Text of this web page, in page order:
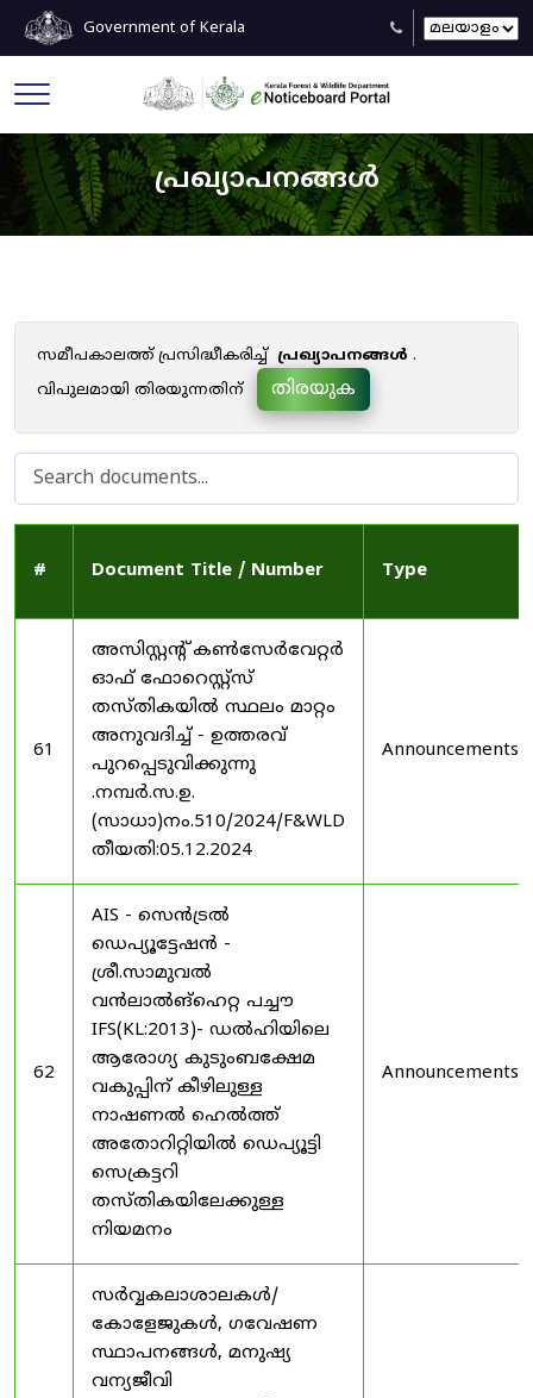
Government of Kerala
പ്രഖ്യാപനങ്ങൾ
സമീപകാലത്ത് പ്രസിദ്ധീകരിച്ച് പ്രഖ്യാപനങ്ങൾ .
വിപുലമായി തിരയുന്നതിന്
തിരയുക
# Document Title / Number Type
61
അസിസ്റ്റന്റ് കൺസേർവേറ്റർ
ഓഫ് ഫോറെസ്റ്റ്സ്
തസ്തികയിൽ സ്ഥലം മാറ്റം
അനുവദിച്ച് - ഉത്തരവ്
പുറപ്പെടുവിക്കുന്നു
.നമ്പർ.സ.ഉ.
(സാധാ)നം.510/2024/F&WLD
തീയതി:05.12.2024
Announcements
62
AIS - സെൻട്രൽ
ഡെപ്യൂട്ടേഷൻ -
ശ്രീ.സാമുവൽ
വൻലാൽങ്‌ഹെറ്റ പച്ചൗ
IFS(KL:2013)- ഡൽഹിയിലെ
ആരോഗ്യ കുടുംബക്ഷേമ
വകുപ്പിന് കീഴിലുള്ള
നാഷണൽ ഹെൽത്ത്
അതോറിറ്റിയിൽ ഡെപ്യൂട്ടി
സെക്രട്ടറി
തസ്തികയിലേക്കുള്ള
നിയമനം
Announcements
സർവ്വകലാശാലകൾ/
കോളേജുകൾ, ഗവേഷണ
സ്ഥാപനങ്ങൾ, മനുഷ്യ
വന്യജീവി